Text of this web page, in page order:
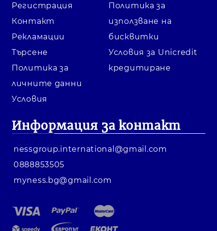
Регистрация
Контакт
Рекламации
Търсене
Политика за
личните данни
Условия
Политика за
използване на
бисквитки
Условия за Unicredit
кредитиране
Информация за контакт
nessgroup.international@gmail.com
0888853505
myness.bg@gmail.com